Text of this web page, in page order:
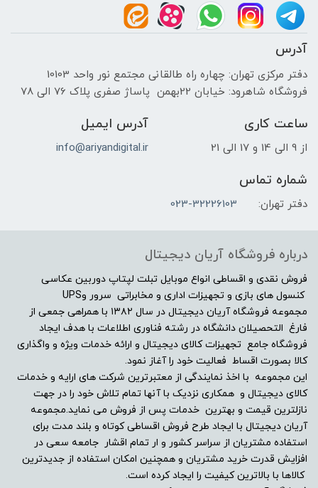
15.6 اینچ
-
دقت صفحه نمایش
صفحه نمایش مات
صفحه نمایش لمسی
خیر
درایو نوری
بدون درایو نوری
توضیحات درایو نوری
-
آدرس
دفتر مرکزی تهران: چهاره راه طالقانی مجتمع نور واحد 10103
فروشگاه شاهرود: خیابان 22بهمن پاساژ صفری پلاک 76 الی 78
ساعت کاری
از 9 الی 14 و 17 الی 21
آدرس ایمیل
info@ariyandigital.ir
شماره تماس
دفتر تهران: 023-32226103
درباره فروشگاه آریان دیجیتال
فروش نقدی و اقساطی انواع موبایل تبلت لپتاپ دوربین عکاسی
کنسول های بازی و تجهیزات اداری و مخابراتی سرور وUPS
مجموعه فروشگاه آریان دیجیتال در سال ۱۳۸۲ با همراهی جمعی از
فارغ التحصیلان دانشگاه در رشته فناوری اطلاعات با هدف ایجاد
فروشگاه جامع تجهیزات کالای دیجیتال و ارائه خدمات ویژه و واگذاری
کالا بصورت اقساط فعالیت خود را آغاز نمود.
این مجموعه با اخذ نمایندگی از معتبرترین شرکت های ارایه و خدمات
کالای دیجیتال و همکاری نزدیک با آنها تمام تلاش خود را در جهت
نازلترین قیمت و بهترین خدمات پس از فروش می نماید.مجموعه
آریان دیجیتال با ایجاد طرح فروش اقساطی کوتاه و بلند مدت برای
استفاده مشتریان از سراسر کشور و ار تمام اقشار جامعه سعی در
افزایش قدرت خرید مشتریان و همچنین امکان استفاده از جدیدترین
کالاها با بالاترین کیفیت را ایجاد کرده است.